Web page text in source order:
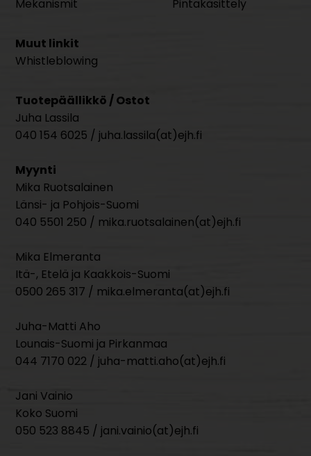
Mekanismit
Pintakäsittely
Muut linkit
Whistleblowing
Tuotepäällikkö / Ostot
Juha Lassila
040 154 6025 / juha.lassila(at)ejh.fi
Myynti
Mika Ruotsalainen
Länsi- ja Pohjois-Suomi
040 5501 250 / mika.ruotsalainen(at)ejh.fi
Mika Elmeranta
Itä-, Etelä ja Kaakkois-Suomi
0500 265 317 / mika.elmeranta(at)ejh.fi
Juha-Matti Aho
Lounais-Suomi ja Pirkanmaa
044 7170 022 / juha-matti.aho(at)ejh.fi
Jani Vainio
Koko Suomi
050 523 8845 / jani.vainio(at)ejh.fi